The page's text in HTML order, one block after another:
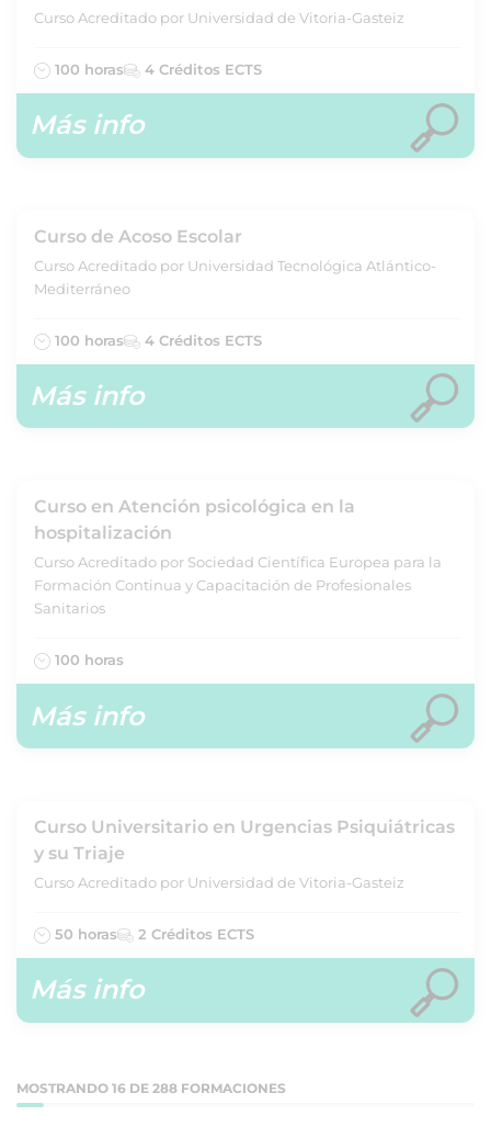
Curso Acreditado por Universidad de Vitoria-Gasteiz
100 horas 4 Créditos ECTS
Más info
Curso de Acoso Escolar
Curso Acreditado por Universidad Tecnológica Atlántico-
Mediterráneo
100 horas 4 Créditos ECTS
Más info
Curso en Atención psicológica en la
hospitalización
Curso Acreditado por Sociedad Científica Europea para la
Formación Continua y Capacitación de Profesionales
Sanitarios
100 horas
Más info
Curso Universitario en Urgencias Psiquiátricas
y su Triaje
Curso Acreditado por Universidad de Vitoria-Gasteiz
50 horas 2 Créditos ECTS
Más info
MOSTRANDO 16 DE 288 FORMACIONES